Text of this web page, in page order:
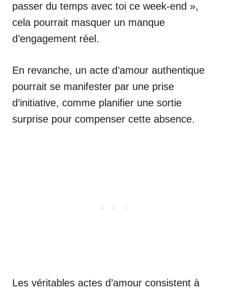
passer du temps avec toi ce week-end »,
cela pourrait masquer un manque
d’engagement réel.
En revanche, un acte d’amour authentique
pourrait se manifester par une prise
d’initiative, comme planifier une sortie
surprise pour compenser cette absence.
Les véritables actes d’amour consistent à